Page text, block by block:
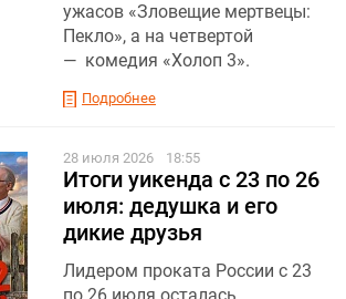
ужасов «Зловещие мертвецы:
Пекло», а на четвертой
— комедия «Холоп 3».
Подробнее
28 июля 2026 18:55
Итоги уикенда с 23 по 26
июля: дедушка и его
дикие друзья
Лидером проката России с 23